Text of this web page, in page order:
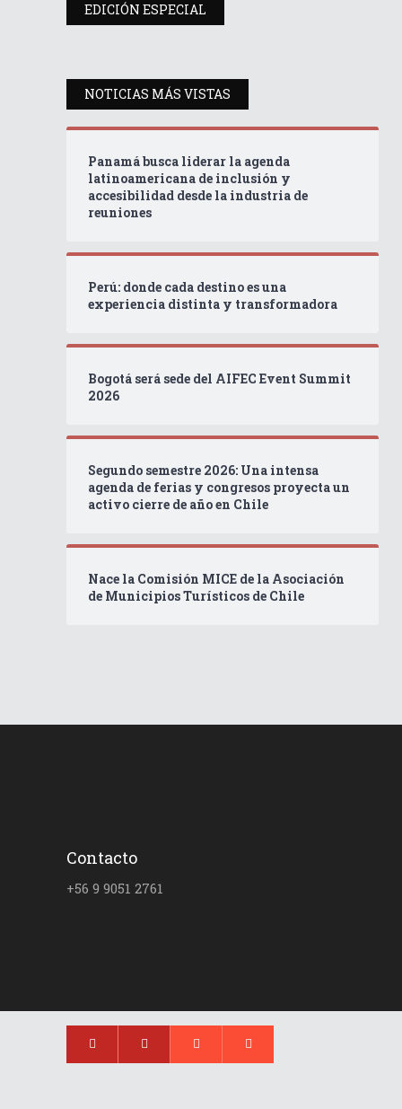
EDICIÓN ESPECIAL
NOTICIAS MÁS VISTAS
Panamá busca liderar la agenda
latinoamericana de inclusión y
accesibilidad desde la industria de
reuniones
Perú: donde cada destino es una
experiencia distinta y transformadora
Bogotá será sede del AIFEC Event Summit
2026
Segundo semestre 2026: Una intensa
agenda de ferias y congresos proyecta un
activo cierre de año en Chile
Nace la Comisión MICE de la Asociación
de Municipios Turísticos de Chile
Contacto
+56 9 9051 2761